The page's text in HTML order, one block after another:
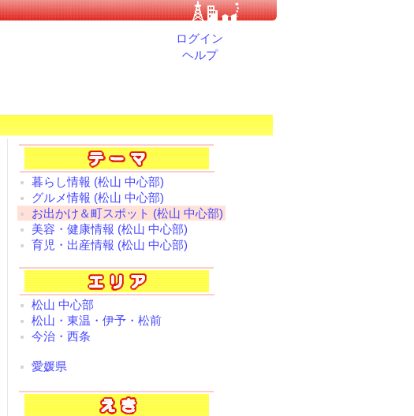
ログイン
ヘルプ
暮らし情報 (松山 中心部)
グルメ情報 (松山 中心部)
お出かけ＆町スポット (松山 中心部)
美容・健康情報 (松山 中心部)
育児・出産情報 (松山 中心部)
松山 中心部
松山・東温・伊予・松前
今治・西条
愛媛県